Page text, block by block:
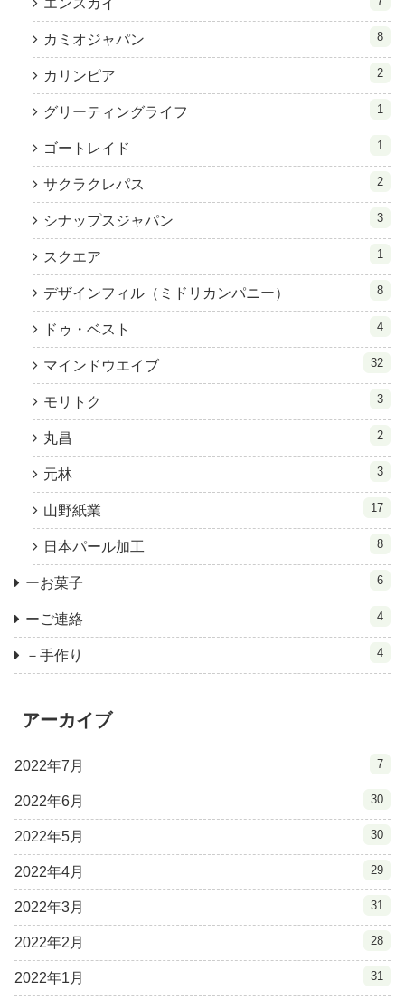
カミオジャパン 8
カリンピア 2
グリーティングライフ 1
ゴートレイド 1
サクラクレパス 2
シナップスジャパン 3
スクエア 1
デザインフィル（ミドリカンパニー） 8
ドゥ・ベスト 4
マインドウエイブ 32
モリトク 3
丸昌 2
元林 3
山野紙業 17
日本パール加工 8
ーお菓子 6
ーご連絡 4
－手作り 4
アーカイブ
2022年7月 7
2022年6月 30
2022年5月 30
2022年4月 29
2022年3月 31
2022年2月 28
2022年1月 31